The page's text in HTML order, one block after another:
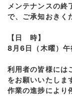
メンテナンスの終
で、ご承知おきく
【日 時】
8月6日（木曜）
利用者の皆様には
をお願いいたしま
作業の進捗により